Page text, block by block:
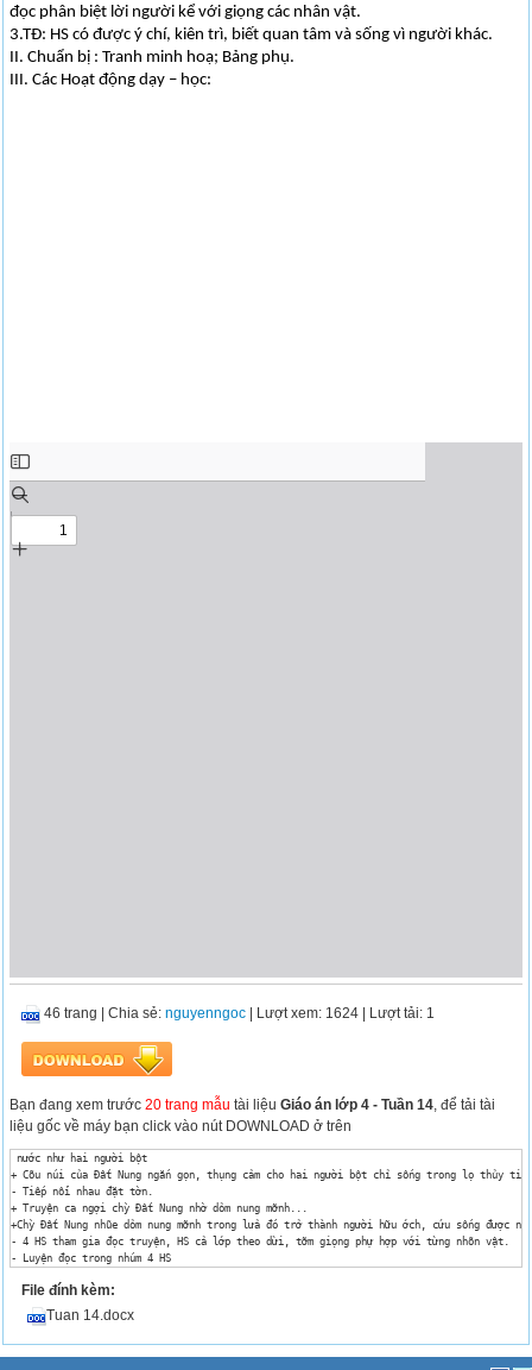
đọc phân biệt lời người kể với giọng các nhân vật.
3.TĐ: HS có được ý chí, kiên trì, biết quan tâm và sống vì người khác.
II. Chuẩn bị : Tranh minh hoạ; Bảng phụ.
III. Các Hoạt động dạy – học:
46 trang |Chia sẻ:nguyenngoc | Lượt xem: 1624 | Lượt tải: 1
Bạn đang xem trước20 trang mẫu tài liệuGiáo án lớp 4 - Tuần 14, để tải tài
liệu gốc về máy bạn click vào nút DOWNLOAD ở trên
nước như hai người bột
+ Cõu núi của Đất Nung ngắn gọn, thụng cảm cho hai người bột chỉ sống trong lọ thủy
- Tiếp nối nhau đặt tờn.
+ Truyện ca ngợi chỳ Đất Nung nhờ dỏm nung mỡnh...
+Chỳ Đất Nung nhũe dỏm nung mỡnh trong lửa đó trở thành người hữu ớch, cứu sống được
- 4 HS tham gia đọc truyện, HS cả lớp theo dừi, tỡm giọng phự hợp với từng nhõn vật.
- Luyện đọc trong nhúm 4 HS
- Đừng sợ gian nan, thử thỏch; muốn trở thành một người cứng rắn, mạnh mẽ, cú ớch,
-HS nghe
Rỳt kinh nghiệm tiết dạy:
Khoa học
File đính kèm:
Tuan 14.docx